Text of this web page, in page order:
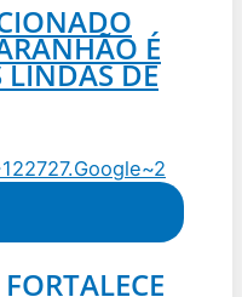
É
LINDAS DE